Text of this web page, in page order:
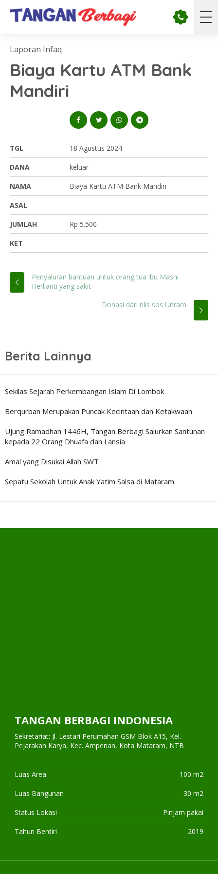
Laporan Infaq
Biaya Kartu ATM Bank
Mandiri
TGL 18 Agustus 2024
DANA keluar
NAMA Biaya Kartu ATM Bank Mandiri
ASAL
JUMLAH Rp 5.500
KET
Penyaluran bantuan untuk orang tua ibu Masni
Herlianti yang sakit
Donasi dari rilis sos Unram
Berita Lainnya
Sekilas Sejarah Perkembangan Islam Di Lombok
Berqurban Merupakan Puncak Kecintaan dan Ketakwaan
Ujung Ramadhan 1446H, Tangan Berbagi Salurkan Santunan
kepada 22 Orang Dhuafa dan Lansia
Amal yang Disukai Allah SWT
Sepatu Sekolah Untuk Anak Yatim Salsa di Mataram
TANGAN BERBAGI INDONESIA
Sekretariat: Jl. Lestari Perumahan GSM Blok A15, Kel.
Pejarakan Karya, Kec. Ampenan, Kota Mataram, NTB
Luas Area 100 m2
Luas Bangunan 30 m2
Status Lokasi Pinjam pakai
Tahun Berdiri 2019